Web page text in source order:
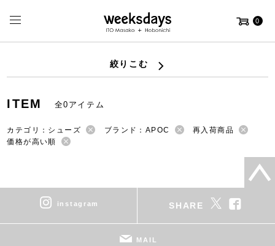
0
絞りこむ
ITEM 全0アイテム
カテゴリ：シューズ ブランド：APOC
再入荷商品
価格が高い順
instagram SHARE
MAIL